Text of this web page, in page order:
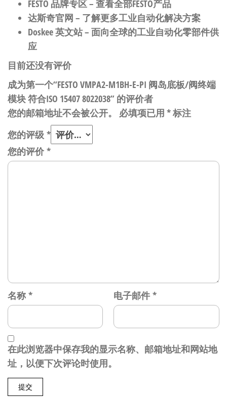
FESTO 品牌专区– 查看全部FESTO产品
达斯奇官网 – 了解更多工业自动化解决方案
Doskee 英文站– 面向全球的工业自动化零部件供
应
目前还没有评价
成为第一个“FESTO VMPA2-M1BH-E-PI 阀岛底板/阀终端
模块 符合ISO 15407 8022038” 的评价者
您的邮箱地址不会被公开。
必填项已用 *标注
您的评级 *
您的评价*
名称 * 电子邮件 *
在此浏览器中保存我的显示名称、邮箱地址和网站地
址，以便下次评论时使用。